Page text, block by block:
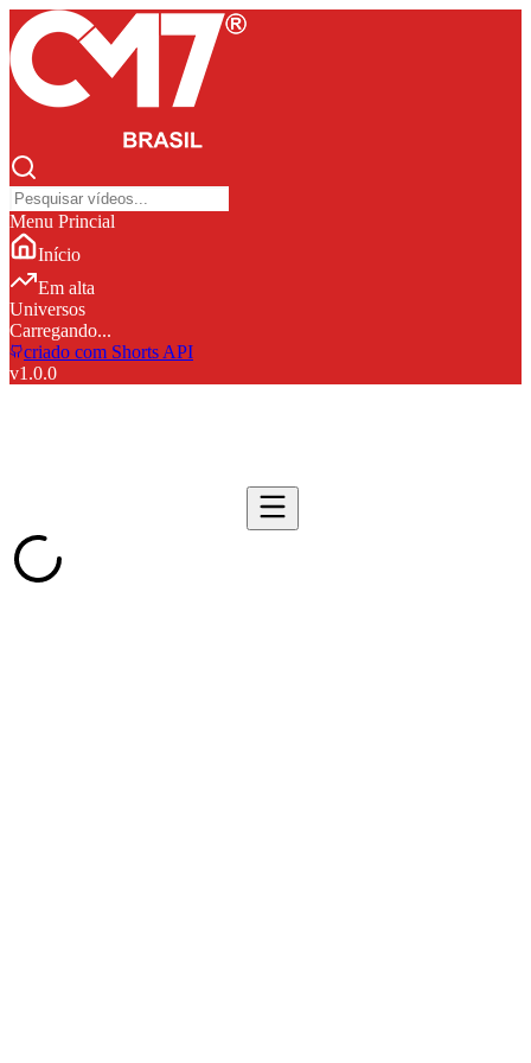
Menu Princial
Início
Em alta
Universos
Carregando...
criado com Shorts API
v1.0.0